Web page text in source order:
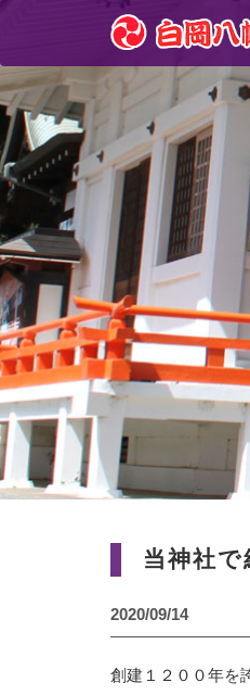
当神社で
2020/09/14
創建１２００年を